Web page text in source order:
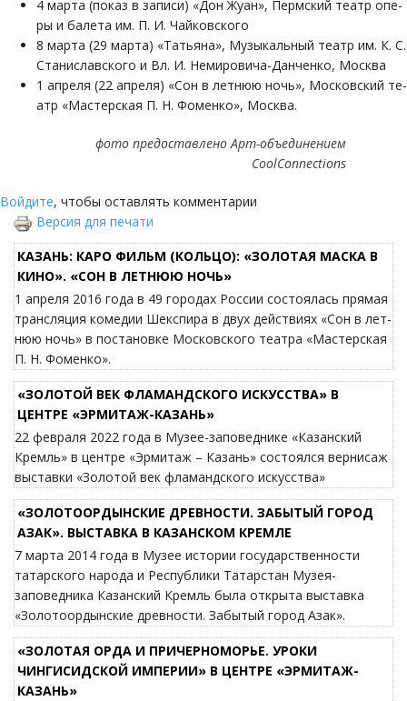
4 марта (показ в записи) «Дон Жуан», Перм­ский те­атр опе­
ры и ба­ле­та им. П. И. Чай­ков­ско­го
8 марта (29 марта) «Та­тья­на», Му­зы­каль­ный те­атр им. К. С.
Ста­ни­слав­ско­го и Вл. И. Неми­ро­ви­ча-Дан­чен­ко, Москва
1 апреля (22 апреля) «Сон в лет­нюю ночь», Мос­ков­ский те­
атр «Ма­стер­ская П. Н. Фо­мен­ко», Москва.
фото предоставлено Арт-объединением
CoolСonnections
Войдите, чтобы оставлять комментарии
Версия для печати
КАЗАНЬ: КАРО ФИЛЬМ (КОЛЬЦО): «ЗОЛОТАЯ МАСКА В
КИНО». «СОН В ЛЕТ­НЮЮ НОЧЬ»
1 ап­ре­ля 2016 года в 49 городах России состоялась прямая
трансляция ко­ме­дии Шекс­пи­ра в двух действиях «Сон в лет­
нюю ночь» в постановке Московского театра «Мастерская
П. Н. Фоменко».
«ЗОЛОТОЙ ВЕК ФЛАМАНДСКОГО ИСКУССТВА» В
ЦЕНТРЕ «ЭРМИТАЖ-КАЗАНЬ»
22 февраля 2022 года в Музее-заповеднике «Казанский
Кремль» в центре «Эрмитаж – Казань» состоялся вернисаж
выставки «Золотой век фламандского искусства»
«ЗОЛОТООРДЫНСКИЕ ДРЕВНОСТИ. ЗАБЫТЫЙ ГОРОД
АЗАК». ВЫСТАВКА В КАЗАНСКОМ КРЕМЛЕ
7 марта 2014 года в Музее истории государственности
татарского народа и Республики Татарстан Музея-
заповедника Казанский Кремль была открыта выставка
«Золотоордынские древности. Забытый город Азак».
«ЗОЛОТАЯ ОРДА И ПРИЧЕРНОМОРЬЕ. УРОКИ
ЧИНГИСИДСКОЙ ИМПЕРИИ» В ЦЕНТРЕ «ЭРМИТАЖ-
КАЗАНЬ»